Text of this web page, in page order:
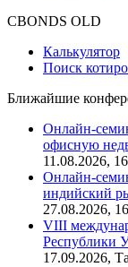
CBONDS OLD
Калькулятор
Поиск
Ближайшие
Онлайн-
офисную
11.08.2026,
Онлайн-
индийский
27.08.2026,
VIII
Республики
17.09.2026,